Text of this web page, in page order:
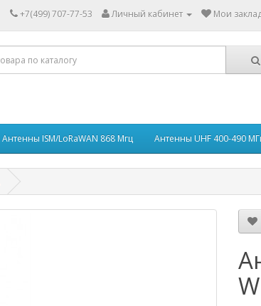
+7(499) 707-77-53 Личный кабинет Мои
Антенны ISM/LoRaWAN 868 Мгц Антенны UHF 400-490